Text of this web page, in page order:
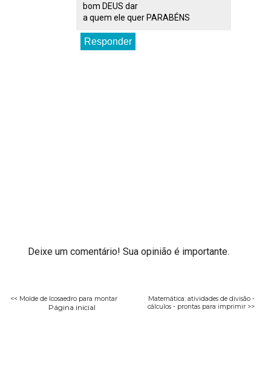
bom DEUS dar
a quem ele quer PARABÉNS
Responder
Deixe um comentário! Sua opinião é importante.
<< Molde de Icosaedro para montar
Matemática: atividades de divisão -
cálculos - prontas para imprimir >>
Página inicial